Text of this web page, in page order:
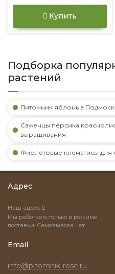
Купить
Подборка
растений
Питомник яблонь в
Саженцы персика
выращивания
Фиолетовые клематисы для
Адрес
Наш адрес
Мы работаем только в режиме
доставки. Самовывоза нет.
Email
info@pitomnik-rose.ru